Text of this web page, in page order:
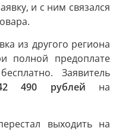
и с ним связался
из другого региона
полной предоплате
Заявитель
490 рублей на
выходить на